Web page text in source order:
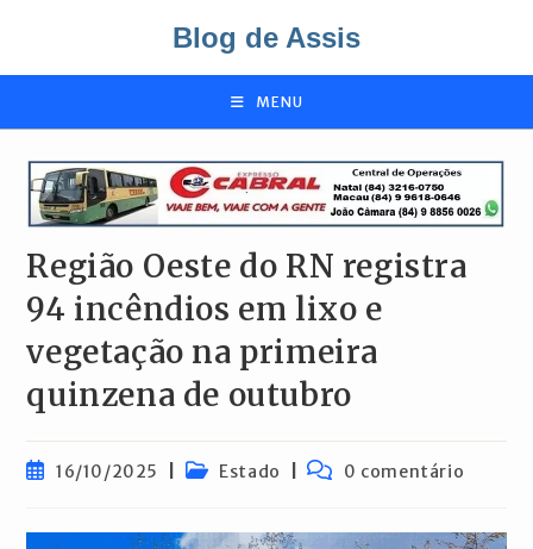
o
Blog de Assis
MENU
Região Oeste do RN registra
94 incêndios em lixo e
vegetação na primeira
quinzena de outubro
Post16/10/2025
Categoria
Estado
Comentários
0 comentário